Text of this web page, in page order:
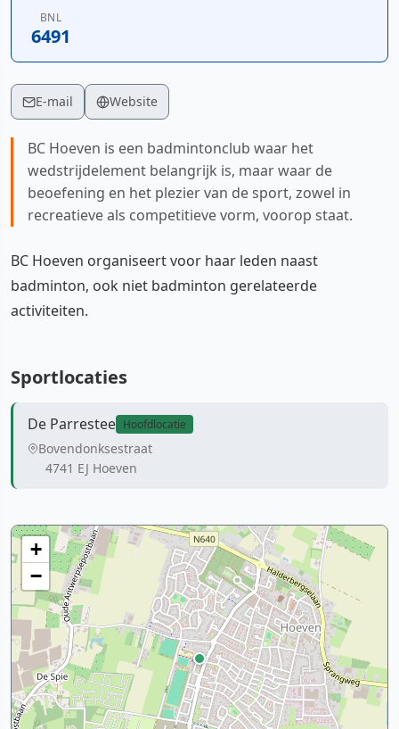
BNL
6491
E-mail Website
BC Hoeven is een badmintonclub waar het
wedstrijdelement belangrijk is, maar waar de
beoefening en het plezier van de sport, zowel in
recreatieve als competitieve vorm, voorop staat.
BC Hoeven organiseert voor haar leden naast
badminton, ook niet badminton gerelateerde
activiteiten.
Sportlocaties
De Parrestee Hoofdlocatie
Bovendonksestraat
4741 EJ Hoeven
+
−